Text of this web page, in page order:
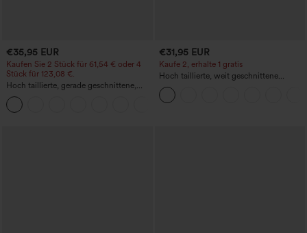
€35,95 EUR
Kaufen Sie 2 Stück für 61,54 € oder 4
Stück für 123,08 €.
Hoch taillierte, gerade geschnittene,
legere Leinen-Optik-Hose mit Taschen
€31,95 EUR
Kaufe 2, erhalte 1 gratis
Hoch taillierte, weit geschnittene
Freizeithose aus Leinenmischung mit
Kordelzug und Taschen